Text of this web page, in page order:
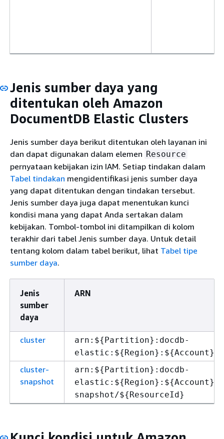
Jenis sumber daya yang
ditentukan oleh Amazon
DocumentDB Elastic Clusters
Jenis sumber daya berikut ditentukan oleh layanan ini
dan dapat digunakan dalam elemen Resource
pernyataan kebijakan izin IAM. Setiap tindakan dalam
Tabel tindakan mengidentifikasi jenis sumber daya
yang dapat ditentukan dengan tindakan tersebut.
Jenis sumber daya juga dapat menentukan kunci
kondisi mana yang dapat Anda sertakan dalam
kebijakan. Tombol-tombol ini ditampilkan di kolom
terakhir dari tabel Jenis sumber daya. Untuk detail
tentang kolom dalam tabel berikut, lihat Tabel tipe
sumber daya.
Jenis
sumber
daya
ARN
cluster arn:${Partition}:docdb-
elastic:${Region}:${
cluster-
snapshot
arn:${Partition}:docdb-
elastic:${Region}:${
snapshot/${ResourceId}